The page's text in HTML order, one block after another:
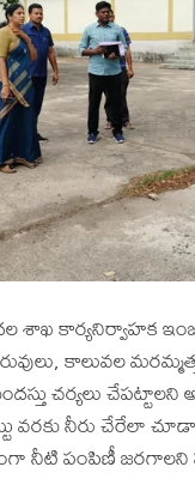
కార్యనిర్వాహక
కాలువల
చర్యలు
వరకు నీరు చేరేలా
నీటి పంపిణీ